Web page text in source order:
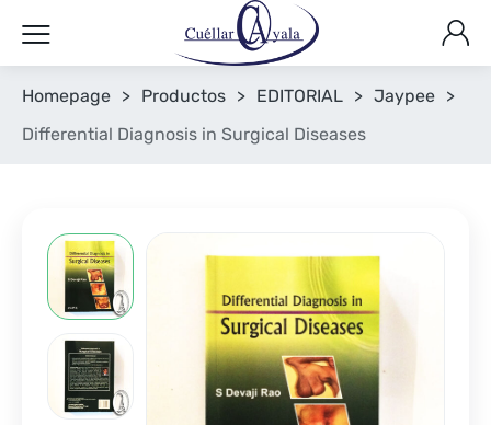
Homepage > Productos > EDITORIAL > Jaypee >
Differential Diagnosis in Surgical Diseases